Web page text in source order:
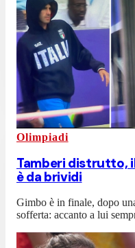
Olimpiadi
Tamberi distrutto,
è da brividi
Gimbo è in finale, dopo
sofferta: accanto a lui